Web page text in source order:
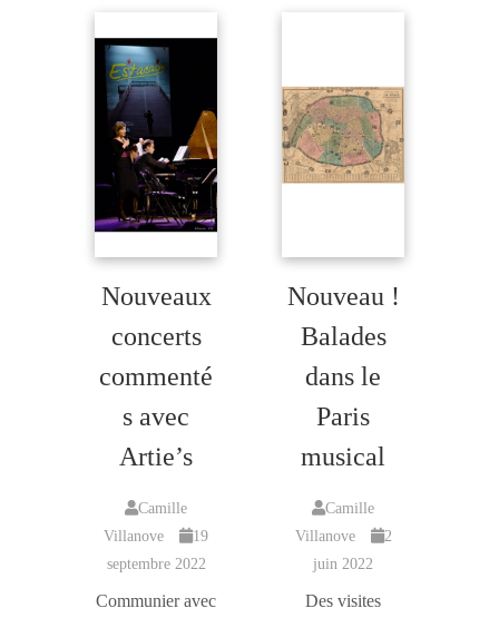
Nouveaux
concerts
commenté
s avec
Artie’s
Camille
Villanove
19
septembre 2022
Communier avec
Nouveau !
Balades
dans le
Paris
musical
Camille
Villanove
2
juin 2022
Des visites